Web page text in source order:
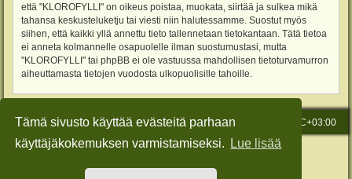
Tämä sivusto käyttää evästeitä parhaan
käyttäjäkokemuksen varmistamiseksi.
Lue lisää
että "KLOROFYLLI" on oikeus poistaa, muokata, siirtää ja sulkea mikä
tahansa keskusteluketju tai viesti niin halutessamme. Suostut myös
siihen, että kaikki yllä annettu tieto tallennetaan tietokantaan. Tätä tietoa
ei anneta kolmannelle osapuolelle ilman suostumustasi, mutta
"KLOROFYLLI" tai phpBB ei ole vastuussa mahdollisen tietoturvamurron
aiheuttamasta tietojen vuodosta ulkopuolisille tahoille.
Etusivu Kaikki ajat ovat UTC+03:00
Viesti Ylläpidolle
Keskustelufoorumin ohjelmistophpBB® Forum Software © phpBB Limited